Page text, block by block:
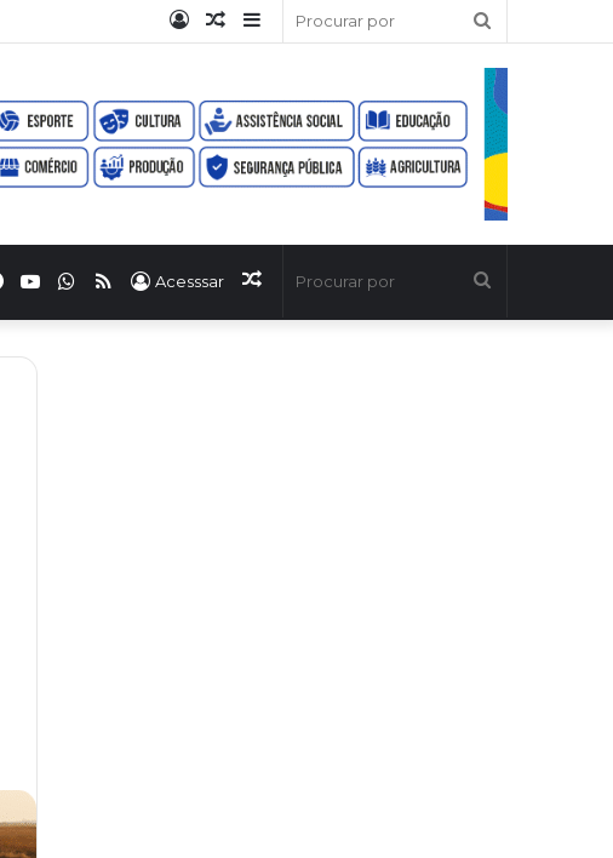
por
Barra
Artigo
Entrar
Artigo
Acesssar
RSS
WhatsApp
YouTube
Facebook